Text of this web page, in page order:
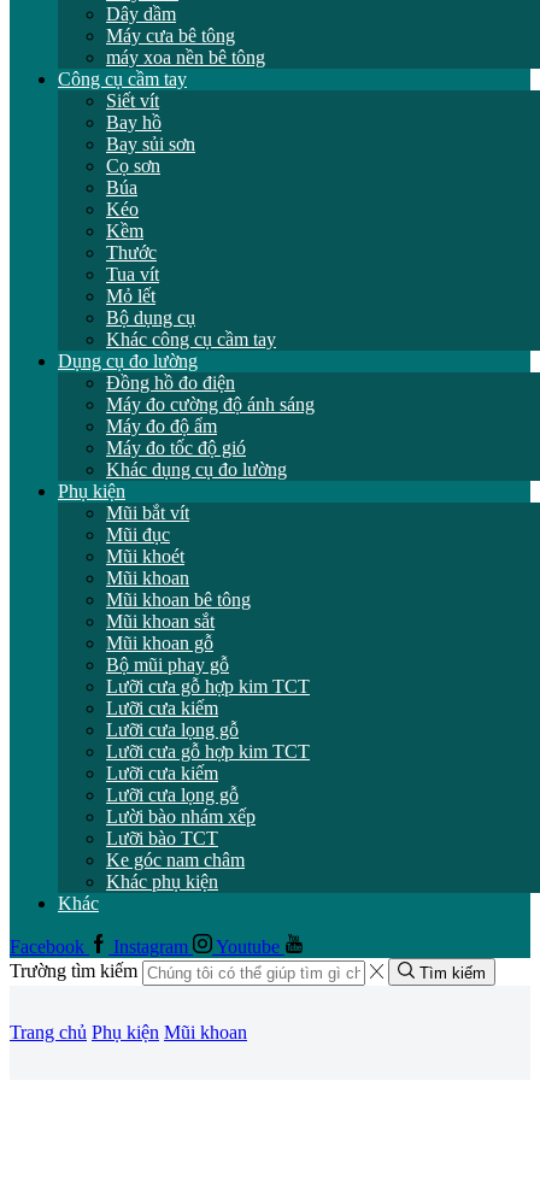
Dây dầm
Máy cưa bê tông
máy xoa nền bê tông
Công cụ cầm tay
Siết vít
Bay hồ
Bay sủi sơn
Cọ sơn
Búa
Kéo
Kềm
Thước
Tua vít
Mỏ lết
Bộ dụng cụ
Khác công cụ cầm tay
Dụng cụ đo lường
Đồng hồ đo điện
Máy đo cường độ ánh sáng
Máy đo độ ẩm
Máy đo tốc độ gió
Khác dụng cụ đo lường
Phụ kiện
Mũi bắt vít
Mũi đục
Mũi khoét
Mũi khoan
Mũi khoan bê tông
Mũi khoan sắt
Mũi khoan gỗ
Bộ mũi phay gỗ
Lưỡi cưa gỗ hợp kim TCT
Lưỡi cưa kiếm
Lưỡi cưa lọng gỗ
Lưỡi cưa gỗ hợp kim TCT
Lưỡi cưa kiếm
Lưỡi cưa lọng gỗ
Lười bào nhám xếp
Lưỡi bào TCT
Ke góc nam châm
Khác phụ kiện
Khác
Facebook Instagram
Youtube
Trường tìm kiếm
Tìm kiếm
Trang chủ Phụ kiện Mũi khoan